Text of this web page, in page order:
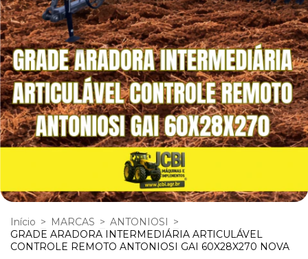
Início > MARCAS > ANTONIOSI
>
GRADE ARADORA INTERMEDIÁRIA ARTICULÁVEL
CONTROLE REMOTO ANTONIOSI GAI 60X28X270 NOVA